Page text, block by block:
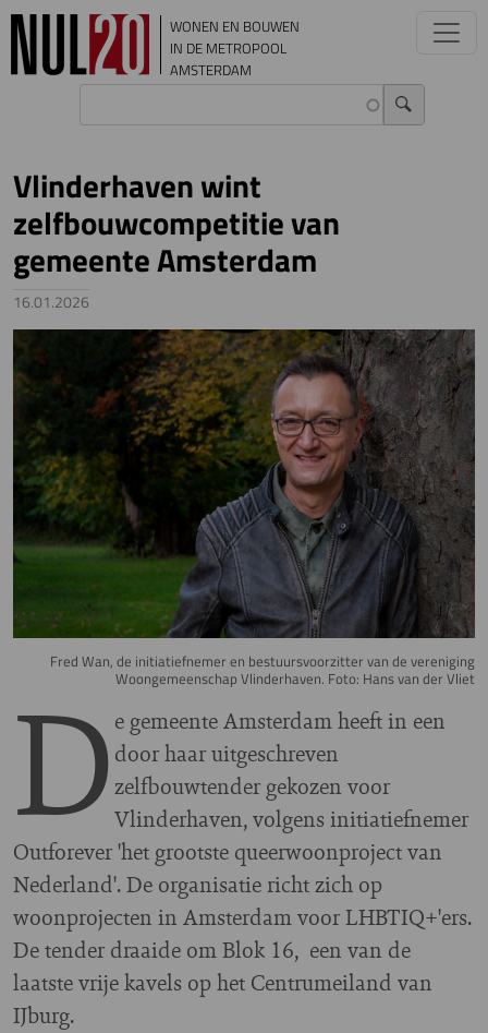
Overslaan en naar de inhoud gaan
WONEN EN BOUWEN
IN DE METROPOOL
AMSTERDAM
Vlinderhaven wint
zelfbouwcompetitie van
gemeente Amsterdam
16.01.2026
Image
Fred Wan, de initiatiefnemer en bestuursvoorzitter van de vereniging
Woongemeenschap Vlinderhaven. Foto: Hans van der Vliet
D e gemeente Amsterdam heeft in een
door haar uitgeschreven
zelfbouwtender gekozen voor
Vlinderhaven, volgens initiatiefnemer
Outforever 'het grootste queerwoonproject van
Nederland'. De organisatie richt zich op
woonprojecten in Amsterdam voor LHBTIQ+'ers.
De tender draaide om Blok 16, een van de
laatste vrije kavels op het Centrumeiland van
IJburg.